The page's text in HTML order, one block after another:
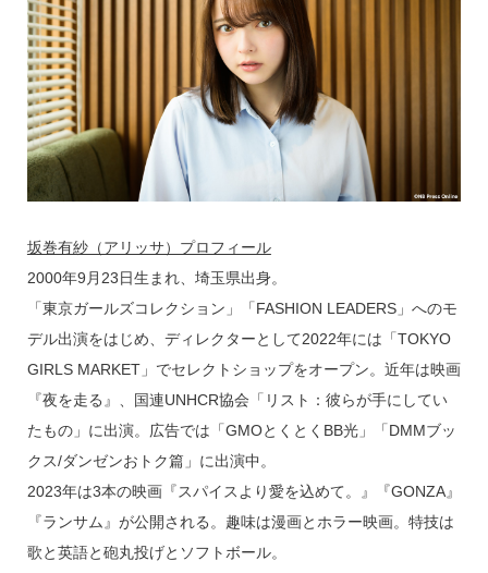
坂巻有紗（アリッサ）プロフィール
2000年9月23日生まれ、埼玉県出身。
「東京ガールズコレクション」「FASHION LEADERS」へのモ
デル出演をはじめ、ディレクターとして2022年には「TOKYO
GIRLS MARKET」でセレクトショップをオープン。近年は映画
『夜を走る』、国連UNHCR協会「リスト：彼らが手にしてい
たもの」に出演。広告では「GMOとくとくBB光」「DMMブッ
クス/ダンゼンおトク篇」に出演中。
2023年は3本の映画『スパイスより愛を込めて。』『GONZA』
『ランサム』が公開される。趣味は漫画とホラー映画。特技は
歌と英語と砲丸投げとソフトボール。